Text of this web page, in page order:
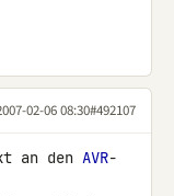
02-06 08:30#492107
an den AVR-